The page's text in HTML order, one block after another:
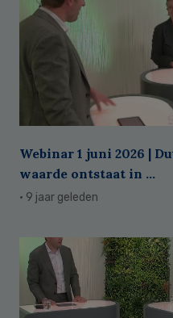
Webinar 1 juni 2026 |
waarde ontstaat in ...
· 9 jaar geleden